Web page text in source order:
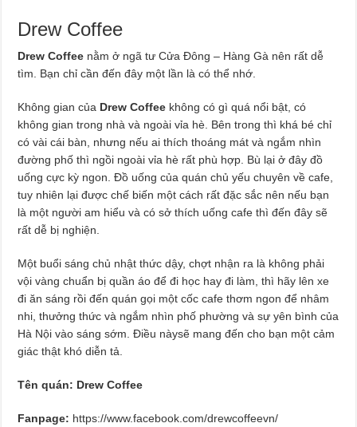
Drew Coffee
Drew Coffee nằm ở ngã tư Cửa Đông – Hàng Gà nên rất dễ
tìm. Bạn chỉ cần đến đây một lần là có thể nhớ.
Không gian của Drew Coffee không có gì quá nổi bật, có
không gian trong nhà và ngoài vỉa hè. Bên trong thì khá bé chỉ
có vài cái bàn, nhưng nếu ai thích thoáng mát và ngắm nhìn
đường phố thì ngồi ngoài vỉa hè rất phù hợp. Bù lại ở đây đồ
uống cực kỳ ngon. Đồ uống của quán chủ yếu chuyên về cafe,
tuy nhiên lại được chế biến một cách rất đặc sắc nên nếu bạn
là một người am hiểu và có sở thích uống cafe thì đến đây sẽ
rất dễ bị nghiện.
Một buổi sáng chủ nhật thức dậy, chợt nhận ra là không phải
vội vàng chuẩn bị quần áo để đi học hay đi làm, thì hãy lên xe
đi ăn sáng rồi đến quán gọi một cốc cafe thơm ngon để nhâm
nhi, thưởng thức và ngắm nhìn phố phường và sự yên bình của
Hà Nội vào sáng sớm. Điều nàysẽ mang đến cho bạn một cảm
giác thật khó diễn tả.
Tên quán: Drew Coffee
Fanpage: https://www.facebook.com/drewcoffeevn/